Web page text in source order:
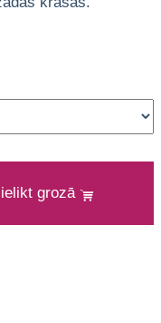
ielikt grozā